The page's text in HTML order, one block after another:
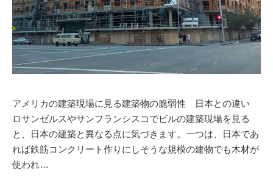
アメリカの建築現場に見る建築物の脆弱性 日本との違い
ロサンゼルスやサンフランシスコでビルの建築現場を見る
と、日本の建築と異なる点に気づきます。一つは、日本であ
れば鉄筋コンクリート作りにしそうな規模の建物でも木材が
使われ…